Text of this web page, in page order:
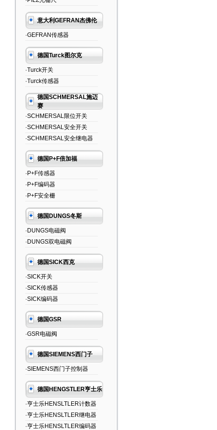
意大利GEFRAN杰佛伦
·GEFRAN传感器
德国Turck图尔克
·Turck开关
·Turck传感器
德国SCHMERSAL施迈
赛
·SCHMERSAL限位开关
·SCHMERSAL安全开关
·SCHMERSAL安全继电器
德国P+F倍加福
·P+F传感器
·P+F编码器
·P+F安全栅
德国DUNGS冬斯
·DUNGS电磁阀
·DUNGS双电磁阀
德国SICK西克
·SICK开关
·SICK传感器
·SICK编码器
德国GSR
·GSR电磁阀
德国SIEMENS西门子
·SIEMENS西门子控制器
德国HENGSTLER亨士乐
·亨士乐HENSLTLER计数器
·亨士乐HENSLTLER继电器
·亨士乐HENSLTLER编码器